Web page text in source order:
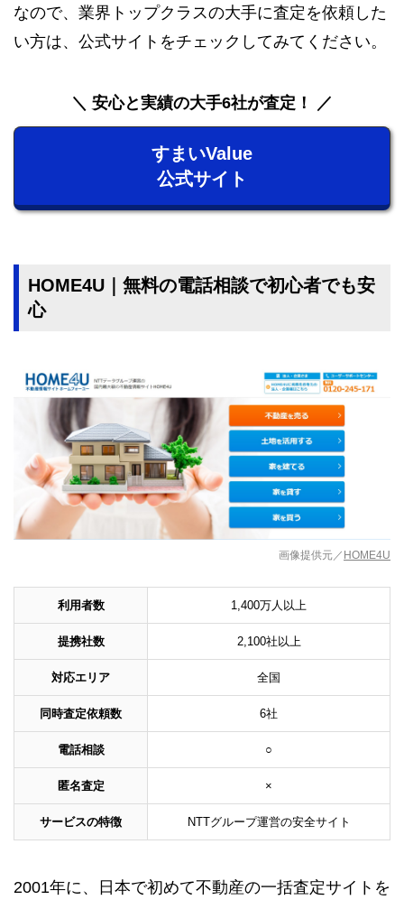
なので、業界トップクラスの大手に査定を依頼した
い方は、公式サイトをチェックしてみてください。
安心と実績の大手6社が査定！
すまいValue
公式サイト
HOME4U｜無料の電話相談で初心者でも安
心
画像提供元／ HOME4U
利用者数 1,400万人以上
提携社数 2,100社以上
対応エリア 全国
同時査定依頼数 6社
電話相談 ○
匿名査定 ×
サービスの特徴 NTTグループ運営の安全サイト
2001年に、日本で初めて不動産の一括査定サイトを